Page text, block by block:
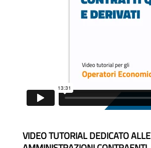
VIDEO TUTORIAL DEDICATO ALLE